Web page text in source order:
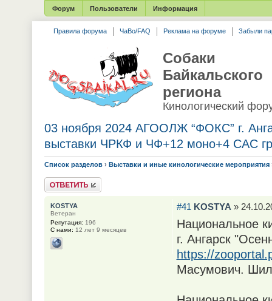
Форум Пользователи Информация
Правила форума ЧаВо/FAQ Реклама на форуме Забыли
Собаки
Байкальского
региона
Кинологический
03 ноября 2024 АГООЛЖ “ФОКС” г.
выставки ЧРКФ и ЧФ+12 моно+4 САС
Список разделов › Выставки и иные кинологические мероприятия
Ответить
#41 KOSTYA »
Национальное
г. Ангарск
https://
Масумович.
KOSTYA
Ветеран
Репутация: 196
С нами: 12 лет 9 месяцев